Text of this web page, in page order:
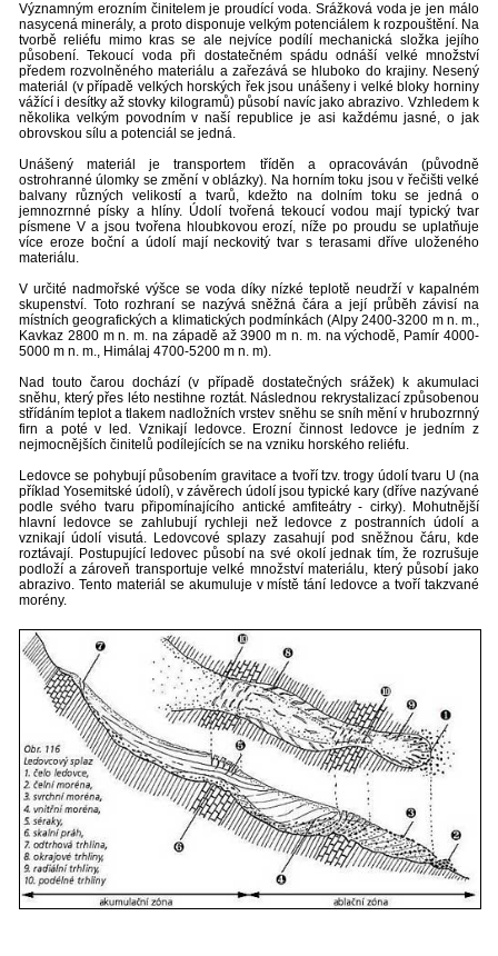
Významným erozním činitelem je proudící voda. Srážková voda je jen málo
nasycená minerály, a proto disponuje velkým potenciálem k rozpouštění. Na
tvorbě reliéfu mimo kras se ale nejvíce podílí mechanická složka jejího
působení. Tekoucí voda při dostatečném spádu odnáší velké množství
předem rozvolněného materiálu a zařezává se hluboko do krajiny. Nesený
materiál (v případě velkých horských řek jsou unášeny i velké bloky horniny
vážící i desítky až stovky kilogramů) působí navíc jako abrazivo. Vzhledem k
několika velkým povodním v naší republice je asi každému jasné, o jak
obrovskou sílu a potenciál se jedná.
Unášený materiál je transportem tříděn a opracováván (původně
ostrohranné úlomky se změní v oblázky). Na horním toku jsou v řečišti velké
balvany různých velikostí a tvarů, kdežto na dolním toku se jedná o
jemnozrnné písky a hlíny. Údolí tvořená tekoucí vodou mají typický tvar
písmene V a jsou tvořena hloubkovou erozí, níže po proudu se uplatňuje
více eroze boční a údolí mají neckovitý tvar s terasami dříve uloženého
materiálu.
V určité nadmořské výšce se voda díky nízké teplotě neudrží v kapalném
skupenství. Toto rozhraní se nazývá sněžná čára a její průběh závisí na
místních geografických a klimatických podmínkách (Alpy 2400-3200 m n. m.,
Kavkaz 2800 m n. m. na západě až 3900 m n. m. na východě, Pamír 4000-
5000 m n. m., Himálaj 4700-5200 m n. m).
Nad touto čarou dochází (v případě dostatečných srážek) k akumulaci
sněhu, který přes léto nestihne roztát. Následnou rekrystalizací způsobenou
střídáním teplot a tlakem nadložních vrstev sněhu se sníh mění v hrubozrnný
firn a poté v led. Vznikají ledovce. Erozní činnost ledovce je jedním z
nejmocnějších činitelů podílejících se na vzniku horského reliéfu.
Ledovce se pohybují působením gravitace a tvoří tzv. trogy údolí tvaru U (na
příklad Yosemitské údolí), v závěrech údolí jsou typické kary (dříve nazývané
podle svého tvaru připomínajícího antické amfiteátry - cirky). Mohutnější
hlavní ledovce se zahlubují rychleji než ledovce z postranních údolí a
vznikají údolí visutá. Ledovcové splazy zasahují pod sněžnou čáru, kde
roztávají. Postupující ledovec působí na své okolí jednak tím, že rozrušuje
podloží a zároveň transportuje velké množství materiálu, který působí jako
abrazivo. Tento materiál se akumuluje v místě tání ledovce a tvoří takzvané
morény.